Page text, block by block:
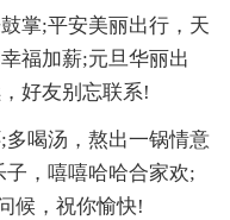
掌;平安美丽出行，天
福加薪;元旦华丽出
好友别忘联系!
喝汤，熬出一锅情意
，嘻嘻哈哈合家欢;
候，祝你愉快!